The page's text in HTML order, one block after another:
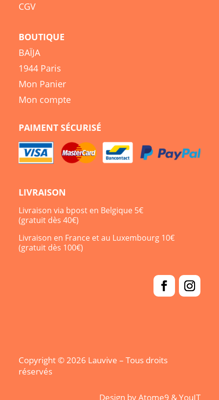
CGV
BOUTIQUE
BAÏJA
1944 Paris
Mon Panier
Mon compte
PAIMENT SÉCURISÉ
LIVRAISON
Livraison via bpost en Belgique 5€
(gratuit dès 40€)
Livraison en France et au Luxembourg 10€
(gratuit dès 100€)
Copyright © 2026 Lauvive – Tous droits
réservés
Design byAtome9 &YouIT